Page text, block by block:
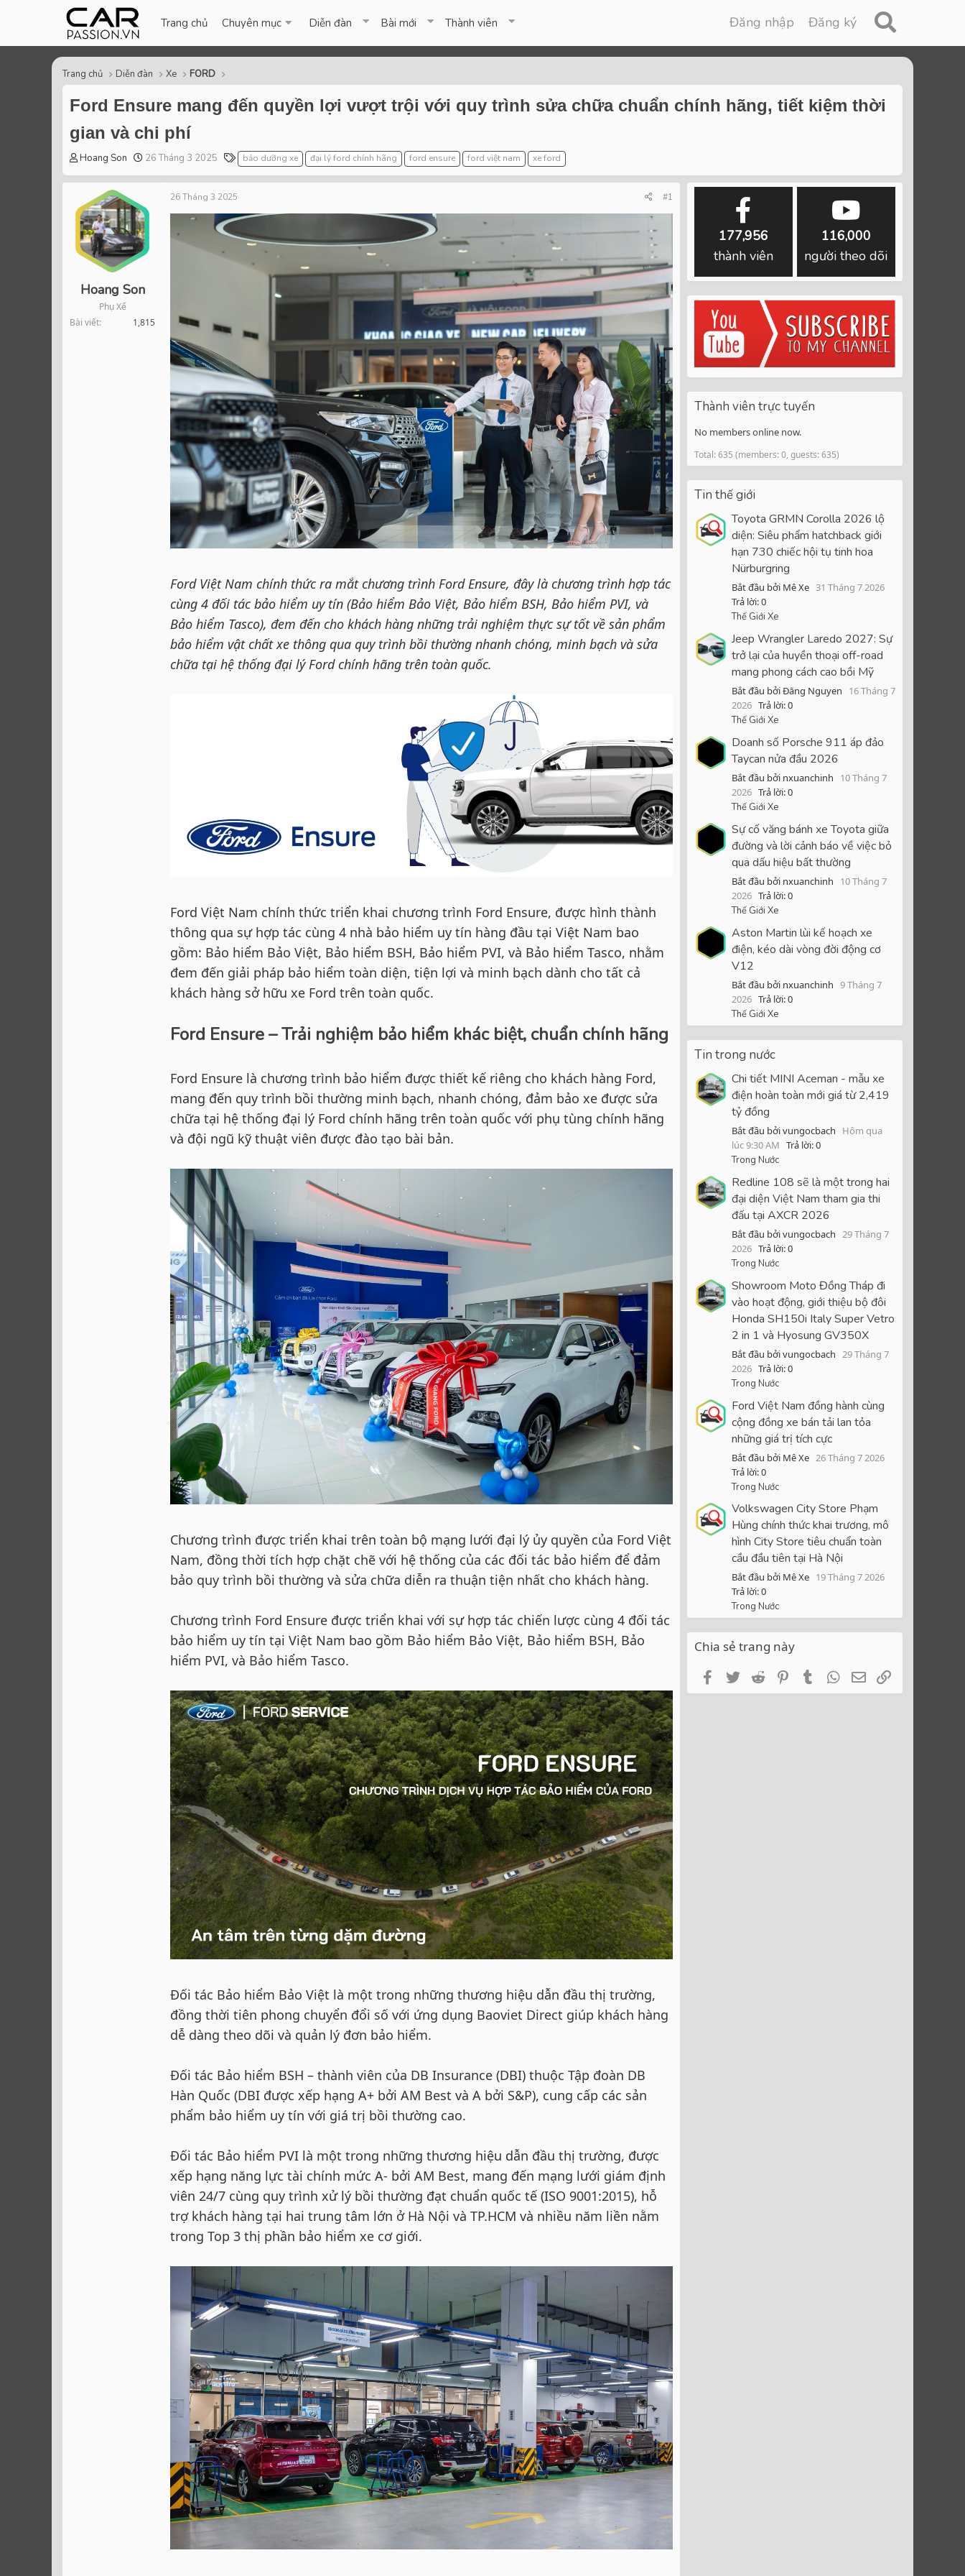
Trang chủ Chuyên mục Diễn đàn Bài mới Thành viên Đăng nhập Đăng ký
Trang chủ Diễn đàn Xe FORD
Ford Ensure mang đến quyền lợi vượt trội với quy trình sửa chữa chuẩn chính hãng, tiết kiệm thời
gian và chi phí
T
r
a
d
s
t
r
r
Hoang Son
S
a
t
a
t
26 Tháng 3 2025
T
a
g
bảo dưỡng xe đại lý ford chính hãng ford ensure ford việt nam xe ford
Hoang Son
Phụ Xế
Bài viết
1,815
26 Tháng 3 2025 #1
Ford Việt Nam chính thức ra mắt chương trình Ford Ensure, đây là chương trình hợp tác
cùng 4 đối tác bảo hiểm uy tín (Bảo hiểm Bảo Việt, Bảo hiểm BSH, Bảo hiểm PVI, và
Bảo hiểm Tasco), đem đến cho khách hàng những trải nghiệm thực sự tốt về sản phẩm
bảo hiểm vật chất xe thông qua quy trình bồi thường nhanh chóng, minh bạch và sửa
chữa tại hệ thống đại lý Ford chính hãng trên toàn quốc.
Ford Việt Nam chính thức triển khai chương trình Ford Ensure, được hình thành
thông qua sự hợp tác cùng 4 nhà bảo hiểm uy tín hàng đầu tại Việt Nam bao
gồm: Bảo hiểm Bảo Việt, Bảo hiểm BSH, Bảo hiểm PVI, và Bảo hiểm Tasco, nhằm
đem đến giải pháp bảo hiểm toàn diện, tiện lợi và minh bạch dành cho tất cả
khách hàng sở hữu xe Ford trên toàn quốc.
Ford Ensure – Trải nghiệm bảo hiểm khác biệt, chuẩn chính hãng
Ford Ensure là chương trình bảo hiểm được thiết kế riêng cho khách hàng Ford,
mang đến quy trình bồi thường minh bạch, nhanh chóng, đảm bảo xe được sửa
chữa tại hệ thống đại lý Ford chính hãng trên toàn quốc với phụ tùng chính hãng
và đội ngũ kỹ thuật viên được đào tạo bài bản.
Chương trình được triển khai trên toàn bộ mạng lưới đại lý ủy quyền của Ford Việt
Nam, đồng thời tích hợp chặt chẽ với hệ thống của các đối tác bảo hiểm để đảm
bảo quy trình bồi thường và sửa chữa diễn ra thuận tiện nhất cho khách hàng.
Chương trình Ford Ensure được triển khai với sự hợp tác chiến lược cùng 4 đối tác
bảo hiểm uy tín tại Việt Nam bao gồm Bảo hiểm Bảo Việt, Bảo hiểm BSH, Bảo
hiểm PVI, và Bảo hiểm Tasco.
Đối tác Bảo hiểm Bảo Việt là một trong những thương hiệu dẫn đầu thị trường,
đồng thời tiên phong chuyển đổi số với ứng dụng Baoviet Direct giúp khách hàng
dễ dàng theo dõi và quản lý đơn bảo hiểm.
Đối tác Bảo hiểm BSH – thành viên của DB Insurance (DBI) thuộc Tập đoàn DB
Hàn Quốc (DBI được xếp hạng A+ bởi AM Best và A bởi S&P), cung cấp các sản
phẩm bảo hiểm uy tín với giá trị bồi thường cao.
Đối tác Bảo hiểm PVI là một trong những thương hiệu dẫn đầu thị trường, được
xếp hạng năng lực tài chính mức A- bởi AM Best, mang đến mạng lưới giám định
viên 24/7 cùng quy trình xử lý bồi thường đạt chuẩn quốc tế (ISO 9001:2015), hỗ
trợ khách hàng tại hai trung tâm lớn ở Hà Nội và TP.HCM và nhiều năm liền nằm
trong Top 3 thị phần bảo hiểm xe cơ giới.
177,956
thành viên
116,000
người theo dõi
Thành viên trực tuyến
No members online now.
Total: 635 (members: 0, guests: 635)
Tin thế giới
Toyota GRMN Corolla 2026 lộ
diện: Siêu phẩm hatchback giới
hạn 730 chiếc hội tụ tinh hoa
Nürburgring
Bắt đầu bởi Mê Xe 31 Tháng 7 2026
Trả lời: 0
Thế Giới Xe
Jeep Wrangler Laredo 2027: Sự
trở lại của huyền thoại off-road
mang phong cách cao bồi Mỹ
Bắt đầu bởi Đăng Nguyen
16 Tháng 7
2026 Trả lời: 0
Thế Giới Xe
Doanh số Porsche 911 áp đảo
Taycan nửa đầu 2026
Bắt đầu bởi nxuanchinh
10 Tháng 7
2026 Trả lời: 0
Thế Giới Xe
Sự cố văng bánh xe Toyota giữa
đường và lời cảnh báo về việc bỏ
qua dấu hiệu bất thường
Bắt đầu bởi nxuanchinh
10 Tháng 7
2026 Trả lời: 0
Thế Giới Xe
Aston Martin lùi kế hoạch xe
điện, kéo dài vòng đời động cơ
V12
Bắt đầu bởi nxuanchinh 9 Tháng 7
2026 Trả lời: 0
Thế Giới Xe
Tin trong nước
Chi tiết MINI Aceman - mẫu xe
điện hoàn toàn mới giá từ 2,419
tỷ đồng
Bắt đầu bởi vungocbach
Hôm qua
lúc 9:30 AM Trả lời: 0
Trong Nước
Redline 108 sẽ là một trong hai
đại diện Việt Nam tham gia thi
đấu tại AXCR 2026
Bắt đầu bởi vungocbach 29 Tháng 7
2026 Trả lời: 0
Trong Nước
Showroom Moto Đồng Tháp đi
vào hoạt động, giới thiệu bộ đôi
Honda SH150i Italy Super Vetro
2 in 1 và Hyosung GV350X
Bắt đầu bởi vungocbach 29 Tháng 7
2026 Trả lời: 0
Trong Nước
Ford Việt Nam đồng hành cùng
cộng đồng xe bán tải lan tỏa
những giá trị tích cực
Bắt đầu bởi Mê Xe 26 Tháng 7 2026
Trả lời: 0
Trong Nước
Volkswagen City Store Phạm
Hùng chính thức khai trương, mô
hình City Store tiêu chuẩn toàn
cầu đầu tiên tại Hà Nội
Bắt đầu bởi Mê Xe 19 Tháng 7 2026
Trả lời: 0
Trong Nước
Chia sẻ trang này
FacebookTwitterRedditPinterestTumblrWhatsApp
Email